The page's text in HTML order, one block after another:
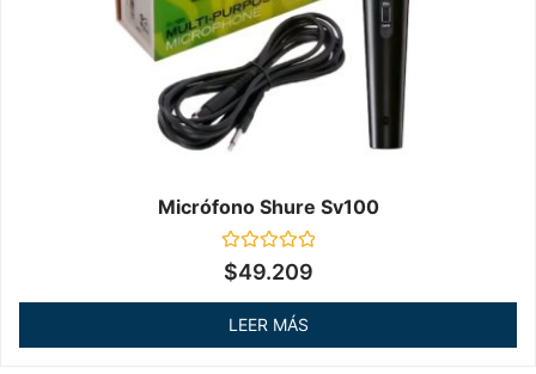
Micrófono Shure Sv100
Valorado
en
$49.209
LEER MÁS